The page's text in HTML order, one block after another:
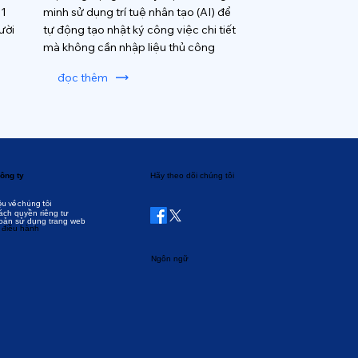
minh sử dụng trí tuệ nhân tạo (AI) để
tự động tạo nhật ký công việc chi tiết
mà không cần nhập liệu thủ công
đọc thêm
ty
về chúng tôi
quyền riêng tư
sử dụng trang web
hành
Hãy theo dõi chúng tôi
Ngôn ngữ